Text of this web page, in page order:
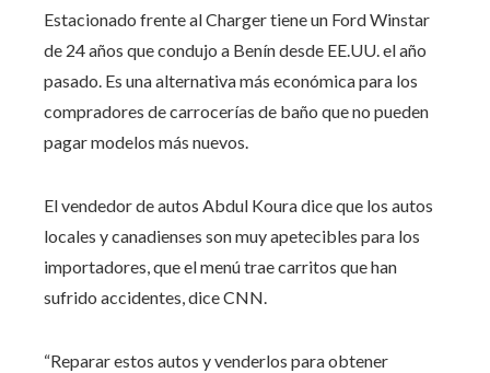
Estacionado frente al Charger tiene un Ford Winstar
de 24 años que condujo a Benín desde EE.UU. el año
pasado. Es una alternativa más económica para los
compradores de carrocerías de baño que no pueden
pagar modelos más nuevos.
El vendedor de autos Abdul Koura dice que los autos
locales y canadienses son muy apetecibles para los
importadores, que el menú trae carritos que han
sufrido accidentes, dice CNN.
“Reparar estos autos y venderlos para obtener